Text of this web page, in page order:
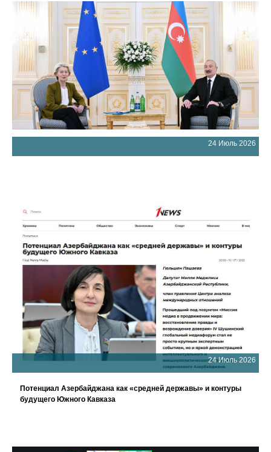
24 Июль 2026
24 Июль 2026
Потенциал Азербайджана как «средней державы» и контуры
будущего Южного Кавказа